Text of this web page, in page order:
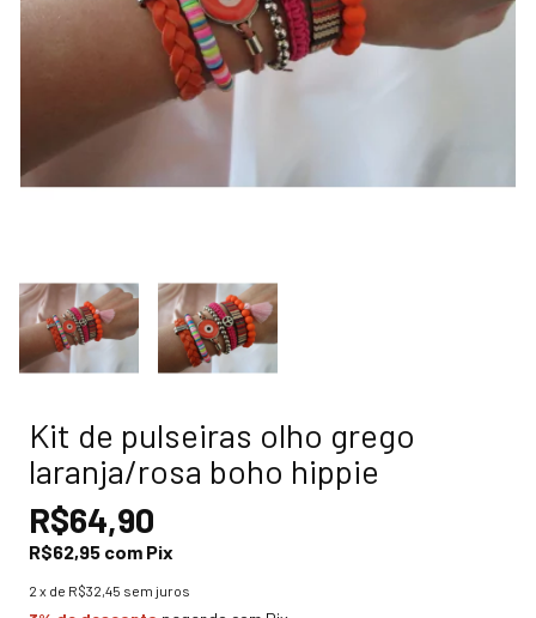
Kit de pulseiras olho grego
laranja/rosa boho hippie
R$64,90
R$62,95 com Pix
2 x de R$32,45 sem juros